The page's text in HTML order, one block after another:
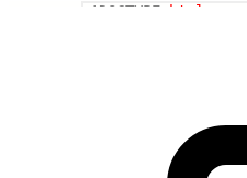
<!DOCTYPE html